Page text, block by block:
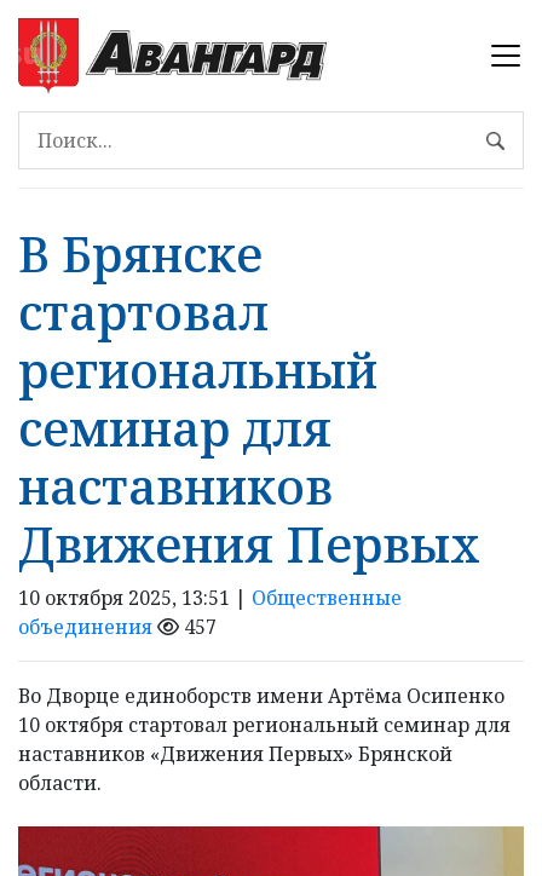
В Брянске
стартовал
региональный
семинар для
наставников
Движения Первых
10 октября 2025, 13:51 | Общественные
объединения
457
Во Дворце единоборств имени Артёма Осипенко
10 октября стартовал региональный семинар для
наставников «Движения Первых» Брянской
области.